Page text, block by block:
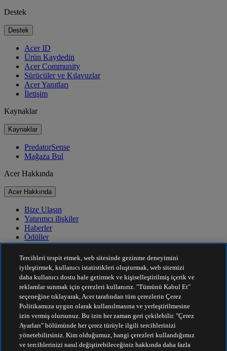
Destek
Destek
Acer ID
Ürün Kaydedin
Acer Community
Sürücüler ve Kılavuzlar
Acer Yanıtları
İletişim
Kaynaklar
Kaynaklar
PredatorSense
Mağaza Bul
Acer Hakkında
Acer Hakkında
Bize Ulaşın
Yatırımcı ilişkiler
Haberler
Ödüller
Etkinlikler
Sürdürülebilirlik
Sürdürülebilirlik
Kurumsal Sosyal Sorumluluk
Ürün Karbon Ayak İzi
Project Humanity
Earthion
Gizlilik Politikası
Tercihleri tespit etmek, web sitesinde gezinme deneyimini
iyileştirmek, kullanıcı istatistikleri oluşturmak, web sitemizi
daha kullanıcı dostu hale getirmek ve kişiselleştirilmiş içerik ve
reklamlar sunmak için çerezleri kullanırız. "Tümünü Kabul Et"
seçeneğine tıklayarak, Acer tarafından tüm çerezlerin Çerez
Politikamıza uygun olarak kullanılmasına ve yerleştirilmesine
izin vermiş olursunuz. Bu izin her zaman geri çekilebilir. "Çerez
Ayarları" bölümünde her çerez türüyle ilgili tercihlerinizi
yönetebilirsiniz. Kim olduğumuz, hangi çerezleri kullandığımız
ve tercihlerinizi nasıl değiştirebileceğiniz hakkında daha fazla